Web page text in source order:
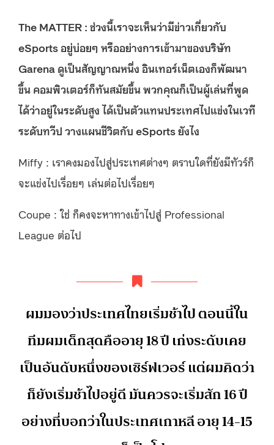
The MATTER : ช่วงนี้เราจะเห็นว่ามีข่าวเกี่ยวกับ
eSports อยู่บ่อยๆ หรืออย่างการเข้ามาของบริษัท
Garena ดูเป็นสัญญาณหนึ่ง อินเทอร์เน็ตเองก็พัฒนา
ขึ้น คอมพิวเตอร์ก็ทันสมัยขึ้น พวกคุณก็เป็นผู้เล่นที่พูด
ได้ว่าอยู่ในระดับสูง ได้เป็นตัวแทนประเทศไปแข่งในเวที
ระดับทวีป วางแผนชีวิตกับ eSports ยังไง
Miffy : เราคงมองไปสู่ประเทศต่างๆ ตราบใดที่ยังมีทัวร์ก็
จะแข่งไปเรื่อยๆ เล่นต่อไปเรื่อยๆ
Coupe : ใช่ ก็คงจะหาทางเข้าไปสู่ Professional
League ต่อไป
ผมมองว่าประเทศไทยเริ่มช้าไป ตอนนี้ใน
ทีมผมเด็กสุดคืออายุ 18 ปี เก่งระดับเคย
เป็นอันดับหนึ่งของเซิร์ฟเวอร์ แต่ผมคิดว่า
ก็ยังเริ่มช้าไปอยู่ดี มันควรจะเริ่มสัก 16 ปี
อย่างที่บอกว่าในประเทศเกาหลี อายุ 14-15